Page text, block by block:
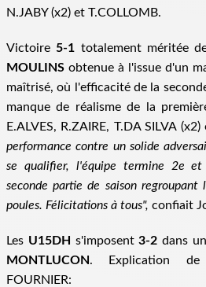
N.JABY (x2) et T.COLLOMB.
Victoire 5-1 totalement méritée
MOULINS obtenue à l'issue d'un
maîtrisé, où l'efficacité de la
manque de réalisme de la
E.ALVES, R.ZAIRE, T.DA SILVA
performance contre un solide
se qualifier, l'équipe termine 2e
seconde partie de saison regroupant
poules. Félicitations à tous", confiait
Les U15DH s'imposent3-2 dans
MONTLUCON. Explication de
FOURNIER: